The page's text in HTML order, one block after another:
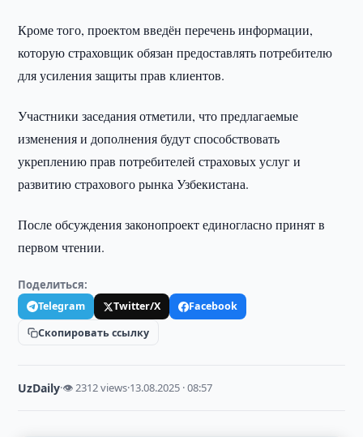
Кроме того, проектом введён перечень информации,
которую страховщик обязан предоставлять потребителю
для усиления защиты прав клиентов.
Участники заседания отметили, что предлагаемые
изменения и дополнения будут способствовать
укреплению прав потребителей страховых услуг и
развитию страхового рынка Узбекистана.
После обсуждения законопроект единогласно принят в
первом чтении.
Поделиться:
Telegram Twitter/X
Facebook
Скопировать ссылку
UzDaily·👁 2312 views·13.08.2025 · 08:57